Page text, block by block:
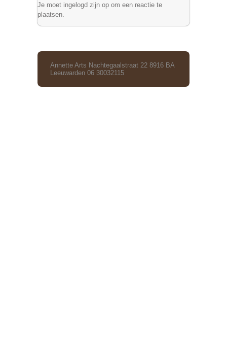
Je moet ingelogd zijn op om een reactie te
plaatsen.
Annette Arts Nachtegaalstraat 22 8916 BA
Leeuwarden 06 30032115